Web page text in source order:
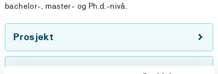
bachelor-, master- og Ph.d.-nivå.
Prosjekt